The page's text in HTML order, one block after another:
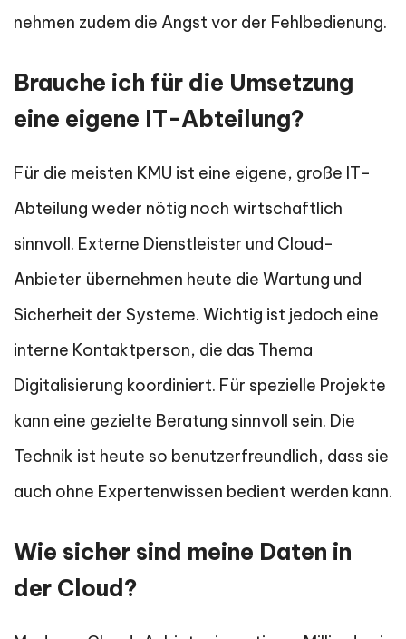
nehmen zudem die Angst vor der Fehlbedienung.
Brauche ich für die Umsetzung
eine eigene IT-Abteilung?
Für die meisten KMU ist eine eigene, große IT-
Abteilung weder nötig noch wirtschaftlich
sinnvoll. Externe Dienstleister und Cloud-
Anbieter übernehmen heute die Wartung und
Sicherheit der Systeme. Wichtig ist jedoch eine
interne Kontaktperson, die das Thema
Digitalisierung koordiniert. Für spezielle Projekte
kann eine gezielte Beratung sinnvoll sein. Die
Technik ist heute so benutzerfreundlich, dass sie
auch ohne Expertenwissen bedient werden kann.
Wie sicher sind meine Daten in
der Cloud?